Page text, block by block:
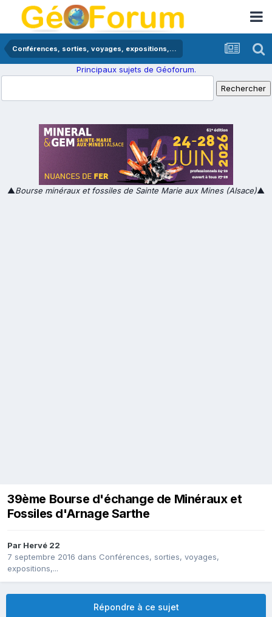
Conférences, sorties, voyages, expositions,...
Principaux sujets de Géoforum.
▲Bourse minéraux et fossiles de Sainte Marie aux Mines (Alsace)▲
39ème Bourse d'échange de Minéraux et
Fossiles d'Arnage Sarthe
Par Hervé 22
7 septembre 2016 dans Conférences, sorties, voyages,
expositions,...
Répondre à ce sujet